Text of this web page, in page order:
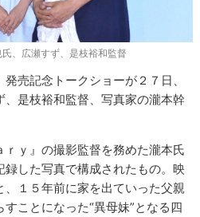
氏、広瀬すず、是枝裕和監督
売記念トークショーが２７日、
是枝裕和監督、写真家の瀧本幹
ｙ』の撮影監督を務めた瀧本氏
した写真で構成されたもの。映
１５年前に家を出ていった父親
ことになった“異母妹”となる四